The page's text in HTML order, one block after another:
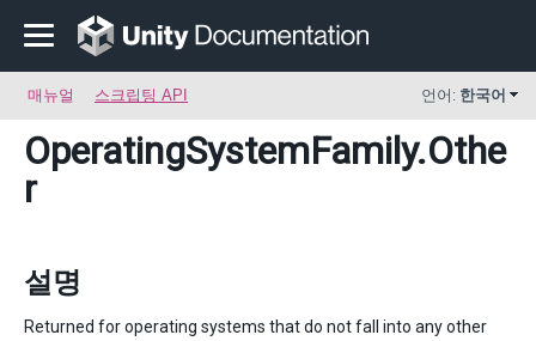
매뉴얼 스크립팅 API 언어: 한국어
OperatingSystemFamily.Othe
r
설명
Returned for operating systems that do not fall into any other